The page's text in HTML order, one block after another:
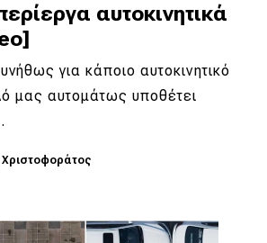
αυτοκινητικά
για κάποιο αυτοκινητικό
μας αυτομάτως υποθέτει